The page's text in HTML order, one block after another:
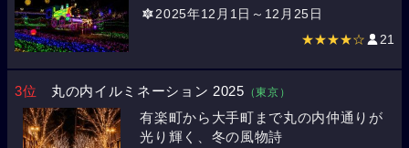
2025年12月1日～12月25日
★★★★☆ 21
3位 丸の内イルミネーション 2025 （東京）
有楽町から大手町まで丸の内仲通りが
光り輝く、冬の風物詩